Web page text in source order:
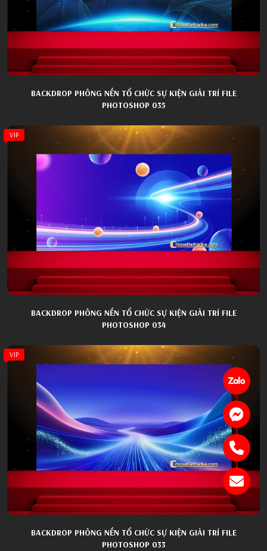
BACKDROP PHÔNG NỀN TỔ CHỨC SỰ KIỆN GIẢI TRÍ FILE
PHOTOSHOP 035
VIP
BACKDROP PHÔNG NỀN TỔ CHỨC SỰ KIỆN GIẢI TRÍ FILE
PHOTOSHOP 034
VIP
BACKDROP PHÔNG NỀN TỔ CHỨC SỰ KIỆN GIẢI TRÍ FILE
PHOTOSHOP 033